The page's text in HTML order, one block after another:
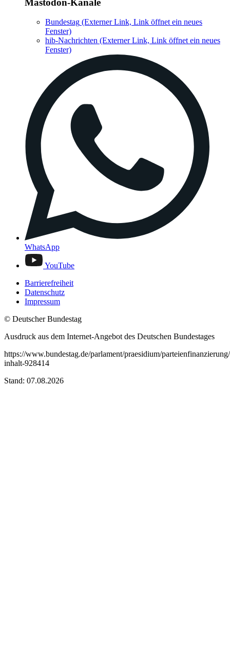
Mastodon-Kanäle
Bundestag (Externer Link, Link öffnet ein neues
Fenster)
hib-Nachrichten (Externer Link, Link öffnet ein neues
Fenster)
WhatsApp
YouTube
Barrierefreiheit
Datenschutz
Impressum
© Deutscher Bundestag
Ausdruck aus dem Internet-Angebot des Deutschen Bundestages
https://www.bundestag.de/parlament/praesidium/
inhalt-928414
Stand: 07.08.2026